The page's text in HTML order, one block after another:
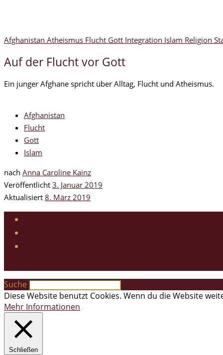
Afghanistan Atheismus Flucht Gott Integration Islam Religion
Auf der Flucht vor Gott
Ein junger Afghane spricht über Alltag, Flucht und Atheismus.
Afghanistan
Flucht
Gott
Islam
nach Anna Caroline Kainz
Veröffentlicht 3. Januar 2019
Aktualisiert 8. März 2019
Suche
Diese Website benutzt Cookies. Wenn du die Website
Mehr Informationen
Schließen